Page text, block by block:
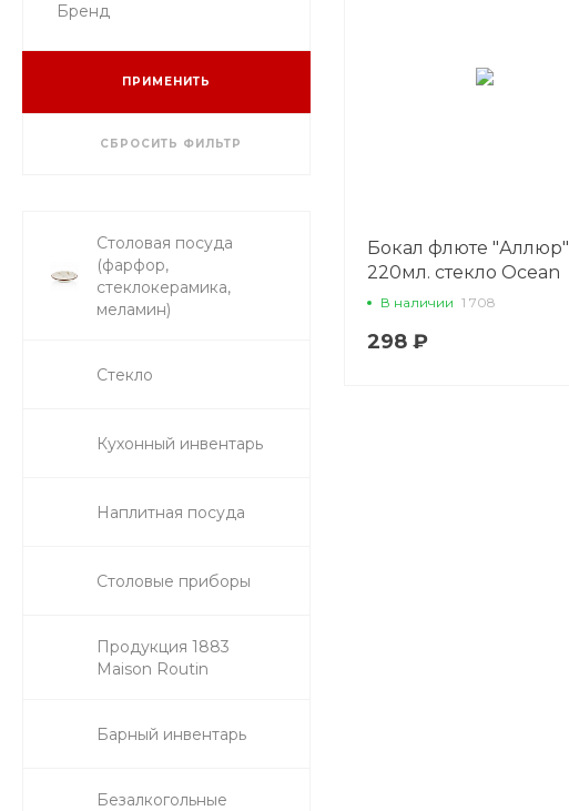
Бренд
ПРИМЕНИТЬ
СБРОСИТЬ ФИЛЬТР
Столовая посуда
(фарфор,
стеклокерамика,
меламин)
Стекло
Кухонный инвентарь
Наплитная посуда
Столовые приборы
Продукция 1883
Maison Routin
Барный инвентарь
Безалкогольные
Бокал флюте "Аллюр"
220мл. стекло Ocean
В наличии 1 708
298 ₽